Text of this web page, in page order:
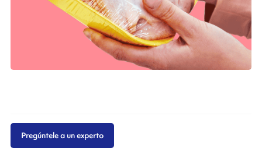
Pregúntele a un experto